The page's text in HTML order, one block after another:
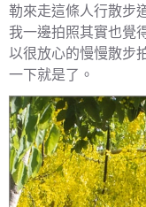
勒來走這條人行散步
我一邊拍照其實也覺
以很放心的慢慢散步
一下就是了。